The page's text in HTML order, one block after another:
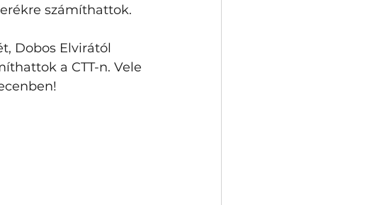
számíthattok.
Dobos Elvirától
a CTT-n. Vele